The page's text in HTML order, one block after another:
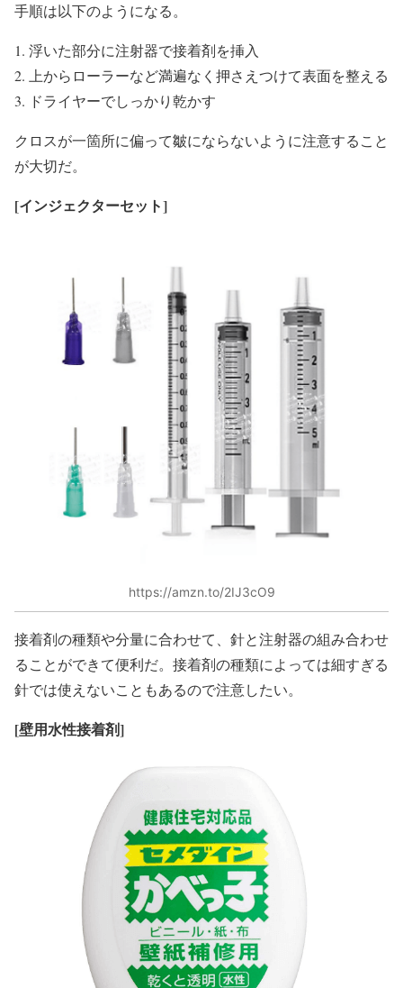
手順は以下のようになる。
浮いた部分に注射器で接着剤を挿入
上からローラーなど満遍なく押さえつけて表面を整える
ドライヤーでしっかり乾かす
クロスが一箇所に偏って皺にならないように注意すること
が大切だ。
[インジェクターセット]
https://amzn.to/2IJ3cO9
接着剤の種類や分量に合わせて、針と注射器の組み合わせ
ることができて便利だ。接着剤の種類によっては細すぎる
針では使えないこともあるので注意したい。
[壁用水性接着剤]